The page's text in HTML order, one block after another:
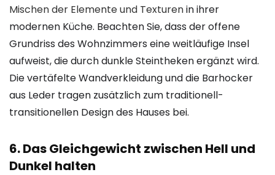
Mischen der Elemente und Texturenin ihrer
modernen Küche. Beachten Sie, dass der offene
Grundriss des Wohnzimmers eine weitläufige Insel
aufweist, die durch dunkle Steintheken ergänzt wird.
Die vertäfelte Wandverkleidung und die Barhocker
aus Leder tragen zusätzlich zum traditionell-
transitionellen Design des Hauses bei.
6. Das Gleichgewicht zwischen Hell und
Dunkel halten